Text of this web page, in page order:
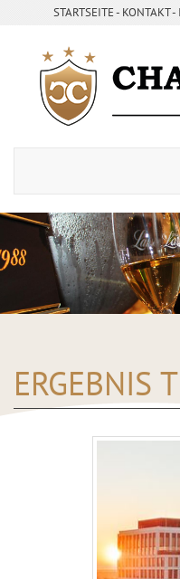
STARTSEITE- ­ KONTAKT- ­
ERGEBNIS